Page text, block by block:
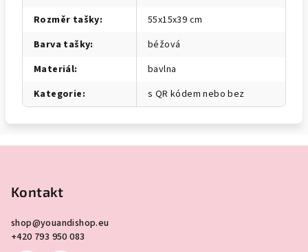
Rozměr tašky:
55x15x39 cm
Barva tašky:
béžová
Materiál:
bavlna
Kategorie: s QR kódem nebo bez
Kontakt
shop@youandishop.eu
+420 793 950 083